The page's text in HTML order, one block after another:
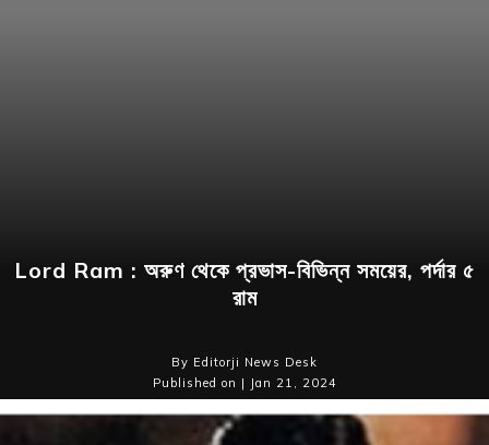
Lord Ram : অরুণ থেকে প্রভাস-বিভিন্ন সময়ের, পর্দার ৫
রাম
By Editorji News Desk
Published on | Jan 21, 2024